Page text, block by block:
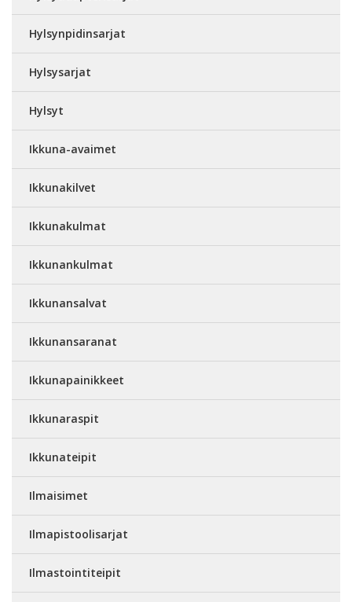
Hylsynpidinsarjat
Hylsysarjat
Hylsyt
Ikkuna-avaimet
Ikkunakilvet
Ikkunakulmat
Ikkunankulmat
Ikkunansalvat
Ikkunansaranat
Ikkunapainikkeet
Ikkunaraspit
Ikkunateipit
Ilmaisimet
Ilmapistoolisarjat
Ilmastointiteipit